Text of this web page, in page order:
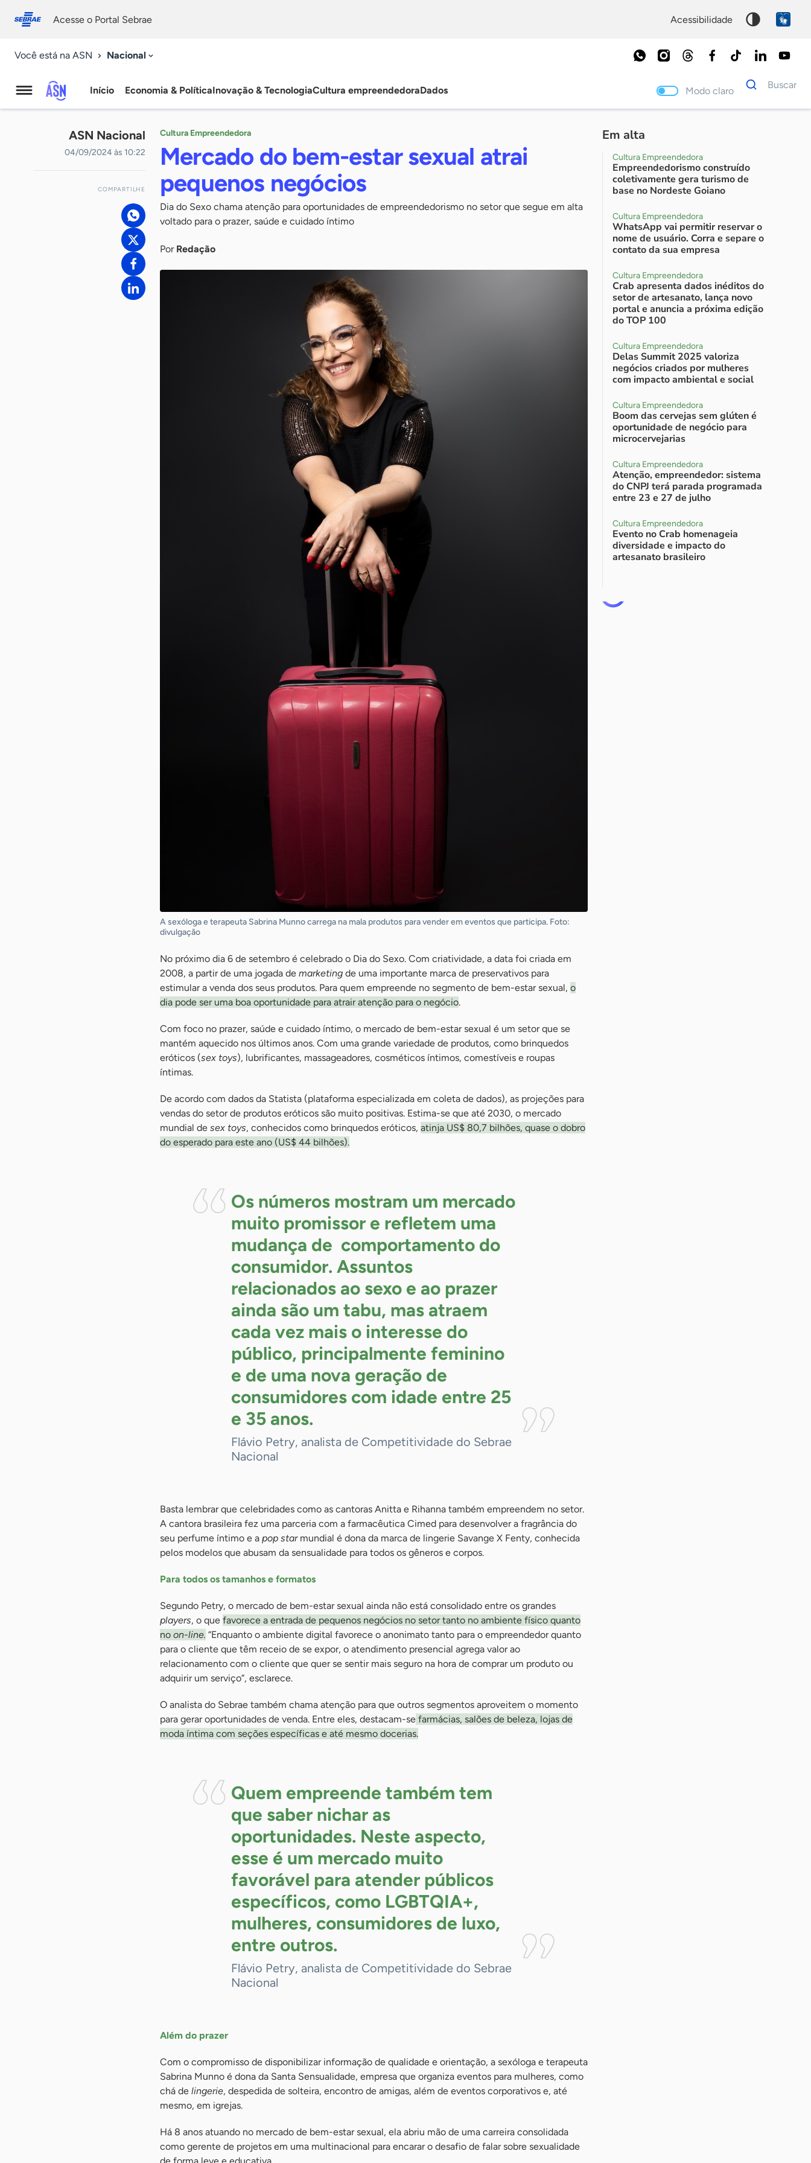
conosco
Acesse o Portal Sebrae acessibilidade
Você está na ASN Nacional
Agência
Sebrae
de
Notícias
Início Economia & PolíticaInovação & TecnologiaCultura empreendedoraDados Modo claro
Dados
para
Buscar
ASN Nacional
04/09/2024 às 10:22
COMPARTILHE
Cultura Empreendedora
Mercado do bem-estar sexual atrai
pequenos negócios
Dia do Sexo chama atenção para oportunidades de empreendedorismo no setor que segue em alta
voltado para o prazer, saúde e cuidado íntimo
Por Redação
A sexóloga e terapeuta Sabrina Munno carrega na mala produtos para vender em eventos que participa. Foto:
divulgação
No próximo dia 6 de setembro é celebrado o Dia do Sexo. Com criatividade, a data foi criada em
2008, a partir de uma jogada de marketing de uma importante marca de preservativos para
estimular a venda dos seus produtos. Para quem empreende no segmento de bem-estar sexual, o
dia pode ser uma boa oportunidade para atrair atenção para o negócio.
Com foco no prazer, saúde e cuidado íntimo, o mercado de bem-estar sexual é um setor que se
mantém aquecido nos últimos anos. Com uma grande variedade de produtos, como brinquedos
eróticos (sex toys), lubrificantes, massageadores, cosméticos íntimos, comestíveis e roupas
íntimas.
De acordo com dados da Statista (plataforma especializada em coleta de dados), as projeções para
vendas do setor de produtos eróticos são muito positivas. Estima-se que até 2030, o mercado
mundial de sex toys, conhecidos como brinquedos eróticos, atinja US$ 80,7 bilhões, quase o dobro
do esperado para este ano (US$ 44 bilhões).
Os números mostram um mercado
muito promissor e refletem uma
mudança de comportamento do
consumidor. Assuntos
relacionados ao sexo e ao prazer
ainda são um tabu, mas atraem
cada vez mais o interesse do
público, principalmente feminino
e de uma nova geração de
consumidores com idade entre 25
e 35 anos.
Flávio Petry, analista de Competitividade do Sebrae
Nacional
Basta lembrar que celebridades como as cantoras Anitta e Rihanna também empreendem no setor.
A cantora brasileira fez uma parceria com a farmacêutica Cimed para desenvolver a fragrância do
seu perfume íntimo e a pop starmundial é dona da marca de lingerie Savange X Fenty, conhecida
pelos modelos que abusam da sensualidade para todos os gêneros e corpos.
Para todos os tamanhos e formatos
Segundo Petry, o mercado de bem-estar sexual ainda não está consolidado entre os grandes
players, o que favorece a entrada de pequenos negócios no setor tanto no ambiente físico quanto
no on-line. “Enquanto o ambiente digital favorece o anonimato tanto para o empreendedor quanto
para o cliente que têm receio de se expor, o atendimento presencial agrega valor ao
relacionamento com o cliente que quer se sentir mais seguro na hora de comprar um produto ou
adquirir um serviço”, esclarece.
O analista do Sebrae também chama atenção para que outros segmentos aproveitem o momento
para gerar oportunidades de venda. Entre eles, destacam-se farmácias, salões de beleza, lojas de
moda íntima com seções específicas e até mesmo docerias.
Quem empreende também tem
que saber nichar as
oportunidades. Neste aspecto,
esse é um mercado muito
favorável para atender públicos
específicos, como LGBTQIA+,
mulheres, consumidores de luxo,
entre outros.
Flávio Petry, analista de Competitividade do Sebrae
Nacional
Além do prazer
Com o compromisso de disponibilizar informação de qualidade e orientação, a sexóloga e terapeuta
Sabrina Munno é dona da Santa Sensualidade, empresa que organiza eventos para mulheres, como
chá de lingerie, despedida de solteira, encontro de amigas, além de eventos corporativos e, até
mesmo, em igrejas.
Há 8 anos atuando no mercado de bem-estar sexual, ela abriu mão de uma carreira consolidada
como gerente de projetos em uma multinacional para encarar o desafio de falar sobre sexualidade
Em alta
Cultura Empreendedora
Empreendedorismo construído
coletivamente gera turismo de
base no Nordeste Goiano
Cultura Empreendedora
WhatsApp vai permitir reservar o
nome de usuário. Corra e separe o
contato da sua empresa
Cultura Empreendedora
Crab apresenta dados inéditos do
setor de artesanato, lança novo
portal e anuncia a próxima edição
do TOP 100
Cultura Empreendedora
Delas Summit 2025 valoriza
negócios criados por mulheres
com impacto ambiental e social
Cultura Empreendedora
Boom das cervejas sem glúten é
oportunidade de negócio para
microcervejarias
Cultura Empreendedora
Atenção, empreendedor: sistema
do CNPJ terá parada programada
entre 23 e 27 de julho
Cultura Empreendedora
Evento no Crab homenageia
diversidade e impacto do
artesanato brasileiro